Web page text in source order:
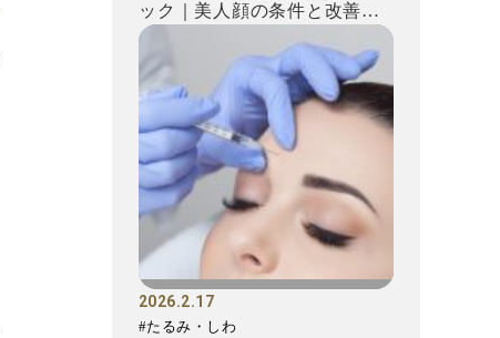
ック｜美人顔の条件と改善方
法を解説
2026.2.17
#たるみ・しわ